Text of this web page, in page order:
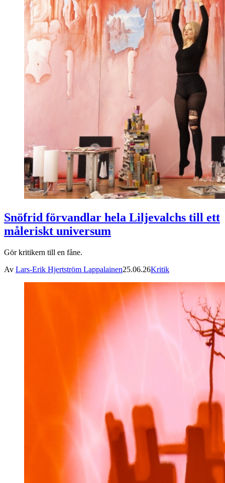
Snöfrid förvandlar hela Liljevalchs till ett
måleriskt universum
Gör kritikern till en fåne.
Av Lars-Erik Hjertström Lappalainen25.06.26Kritik